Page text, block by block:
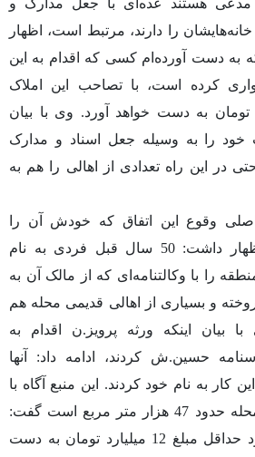
هستند عده‌ای با جعل مدارک و
را دارند، مرتبط است، اظهار
به دست آورده‌ام کسی که اقدام به این
کرده است، با تصاحب این املاک
15 میلیارد تومان به دست خواهد آورد. وی با بیان
خود را به وسیله جعل اسناد و مدارک
در این راه تعدادی از اهالی را هم به
وقوع این اتفاق که خودش آن را
زمین‌خواری می‌نامد، اظهار داشت: 50 سال قبل فردی به نام
را با وکالتنامه‌ای که از مالک آن به
و بسیاری از اهالی قدیمی محله هم
با بیان اینکه ورثه پرویز.ن اقدام به
حسین.ش کردند، ادامه داد: آنها
کار به نام خود کردند. این منبع آگاه با
بیان اینکه یک سند این محله حدود 47 هزار متر مربع است گفت:
این افراد با اقدامات خود حداقل مبلغ 12 میلیارد تومان به دست